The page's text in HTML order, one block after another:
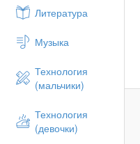
Литература
Музыка
Технология
(мальчики)
Технология
(девочки)